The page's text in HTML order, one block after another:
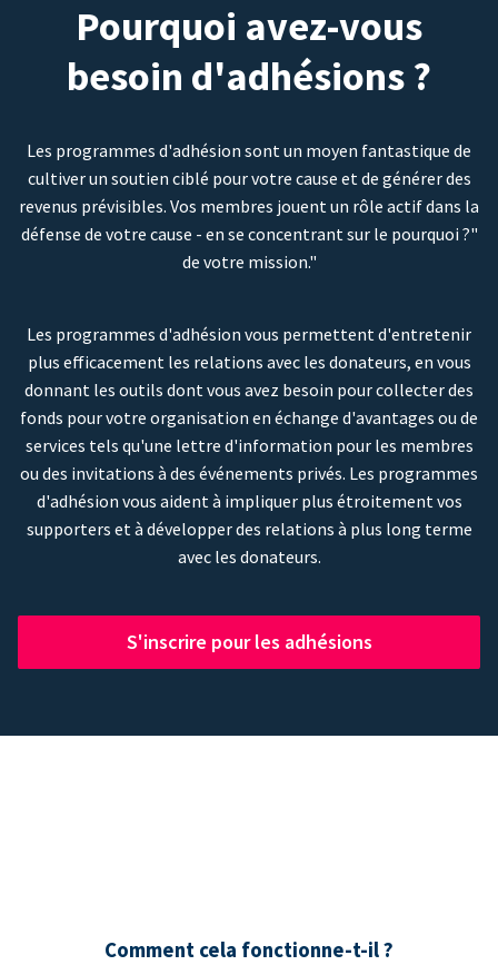
Pourquoi avez-vous
besoin d'adhésions ?
Les programmes d'adhésion sont un moyen fantastique de
cultiver un soutien ciblé pour votre cause et de générer des
revenus prévisibles. Vos membres jouent un rôle actif dans la
défense de votre cause - en se concentrant sur le pourquoi ?"
de votre mission."
Les programmes d'adhésion vous permettent d'entretenir
plus efficacement les relations avec les donateurs, en vous
donnant les outils dont vous avez besoin pour collecter des
fonds pour votre organisation en échange d'avantages ou de
services tels qu'une lettre d'information pour les membres
ou des invitations à des événements privés. Les programmes
d'adhésion vous aident à impliquer plus étroitement vos
supporters et à développer des relations à plus long terme
avec les donateurs.
S'inscrire pour les adhésions
Comment cela fonctionne-t-il ?